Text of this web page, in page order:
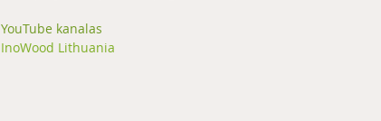
YouTube kanalas
InoWood Lithuania